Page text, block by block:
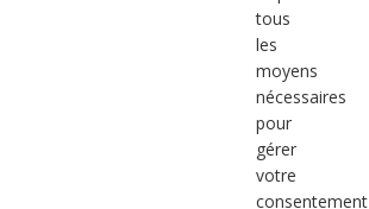
tous
les
moyens
nécessaires
pour
gérer
votre
consentement